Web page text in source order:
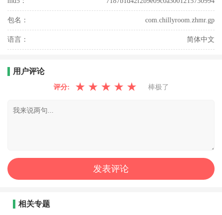
包名： com.chillyroom.zhmr.gp
语言： 简体中文
用户评论
评分: ★ ★ ★ ★ ★ 棒极了
相关专题